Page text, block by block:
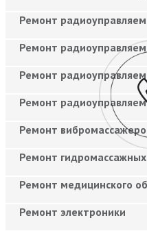
Ремонт
Ремонт
Ремонт
Ремонт
Ремонт
Ремонт
Ремонт медицинского
Ремонт электроники